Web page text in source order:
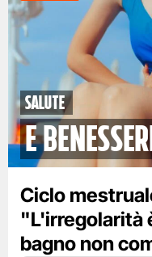
Salute
e
Ciclo
"L'irregolarità
bagno non